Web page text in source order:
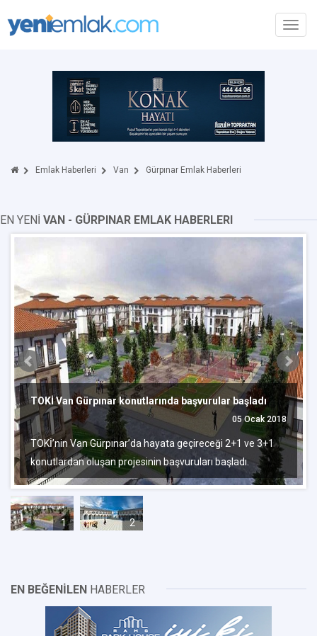
Emlak Haberleri Van Gürpınar Emlak Haberleri
EN YENİ VAN - GÜRPINAR EMLAK HABERLERI
TOKİ Van Gürpınar konutlarında başvurular başladı
05 Ocak 2018
TOKİ’nin Van Gürpınar’da hayata geçireceği 2+1 ve 3+1
konutlardan oluşan projesinin başvuruları başladı.
1 2
EN BEĞENİLEN HABERLER